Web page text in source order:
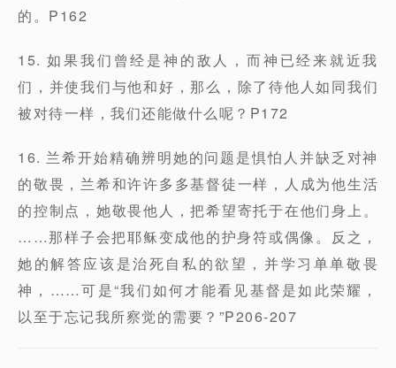
的。P162
15. 如果我们曾经是神的敌人，而神已经来就近我
们，并使我们与他和好，那么，除了待他人如同我们
被对待一样，我们还能做什么呢？P172
16. 兰希开始精确辨明她的问题是惧怕人并缺乏对神
的敬畏，兰希和许许多多基督徒一样，人成为他生活
的控制点，她敬畏他人，把希望寄托于在他们身上。
……那样子会把耶稣变成他的护身符或偶像。反之，
她的解答应该是治死自私的欲望，并学习单单敬畏
神，……可是“我们如何才能看见基督是如此荣耀，
以至于忘记我所察觉的需要？”P206-207